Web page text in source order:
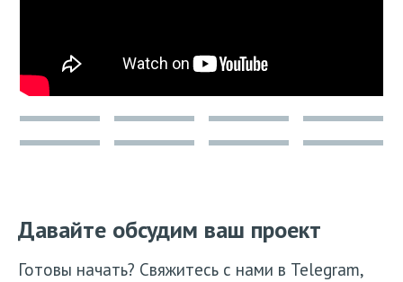
Давайте обсудим ваш проект
Готовы начать? Свяжитесь с нами в Telegram,